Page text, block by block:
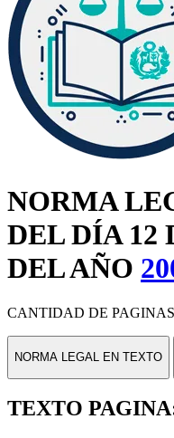
NORMA
DEL DÍA 12
DEL AÑO
CANTIDAD DE
NORMA LEGAL EN TEXTO
TEXTO